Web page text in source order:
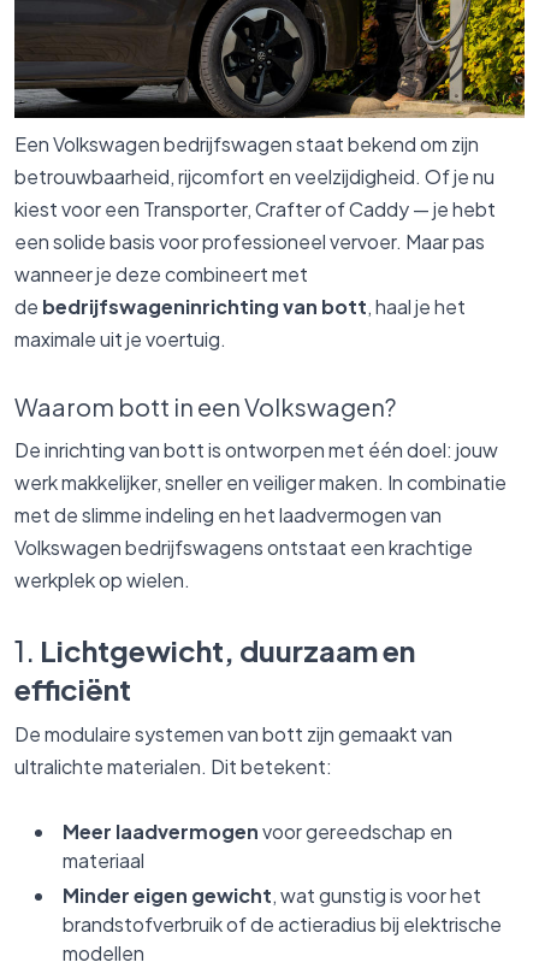
Een Volkswagen bedrijfswagen staat bekend om zijn
betrouwbaarheid, rijcomfort en veelzijdigheid. Of je nu
kiest voor een Transporter, Crafter of Caddy — je hebt
een solide basis voor professioneel vervoer. Maar pas
wanneer je deze combineert met
de bedrijfswageninrichting van bott, haal je het
maximale uit je voertuig.
Waarom bott in een Volkswagen?
De inrichting van bott is ontworpen met één doel: jouw
werk makkelijker, sneller en veiliger maken. In combinatie
met de slimme indeling en het laadvermogen van
Volkswagen bedrijfswagens ontstaat een krachtige
werkplek op wielen.
1. Lichtgewicht, duurzaam en
efficiënt
De modulaire systemen van bott zijn gemaakt van
ultralichte materialen. Dit betekent:
Meer laadvermogenvoor gereedschap en
materiaal
Minder eigen gewicht, wat gunstig is voor het
brandstofverbruik of de actieradius bij elektrische
modellen